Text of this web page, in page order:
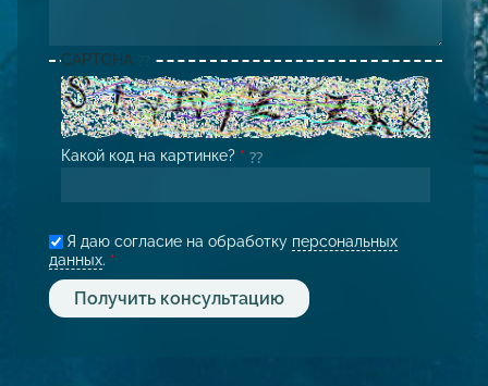
CAPTCHA
Какой код на картинке? *
Я даю согласие на обработку персональных
данных. *